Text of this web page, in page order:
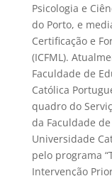
Psicologia e
do Porto, e
Certificação e
(ICFML).
Faculdade de
Católica
quadro do
da Faculdade
Universidade
pelo programa
Intervenção